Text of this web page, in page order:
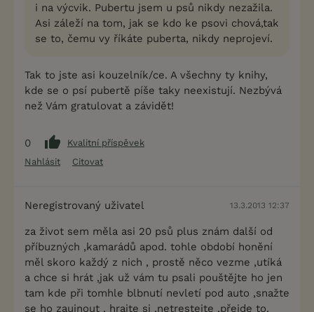
i na výcvik. Pubertu jsem u psů nikdy nezažila.
Asi záleží na tom, jak se kdo ke psovi chová,tak
se to, čemu vy říkáte puberta, nikdy neprojeví.
Tak to jste asi kouzelník/ce. A všechny ty knihy,
kde se o psí pubertě píše taky neexistují. Nezbývá
než Vám gratulovat a závidět!
0
Kvalitní příspěvek
Nahlásit
Citovat
Neregistrovaný uživatel 13.3.2013 12:37
za život sem měla asi 20 psů plus znám další od
příbuzných ,kamarádů apod. tohle období honění
měl skoro každý z nich , prostě něco vezme ,utíká
a chce si hrát ,jak už vám tu psali pouštějte ho jen
tam kde při tomhle blbnutí nevletí pod auto ,snažte
se ho zaujnout , hrajte si ,netrestejte ,přejde to.